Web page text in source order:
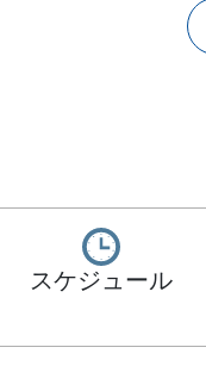
スケジュール